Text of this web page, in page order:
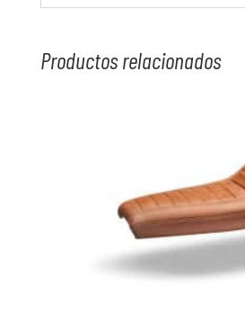
Productos relacionados